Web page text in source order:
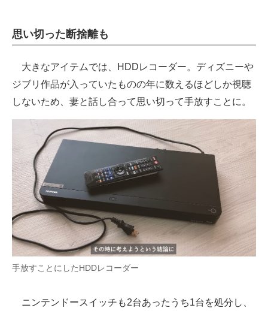
思い切った断捨離も
大きなアイテムでは、HDDレコーダー。ディズニーや
ジブリ作品が入っていたものの年に数えるほどしか視聴
しないため、妻と話し合って思い切って手放すことに。
手放すことにしたHDDレコーダー
ニンテンドースイッチも2台あったうち1台を処分し、